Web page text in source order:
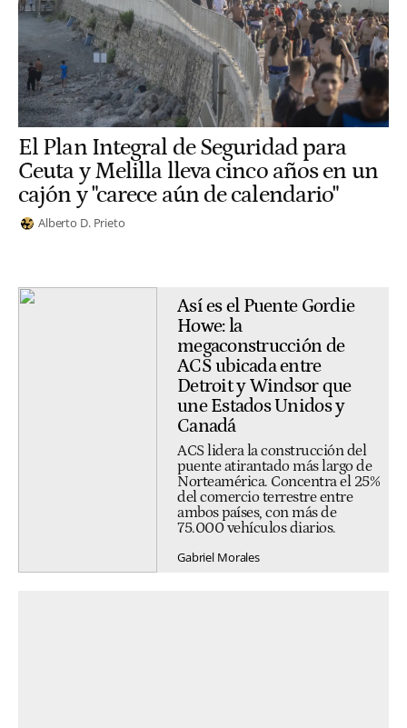
El Plan Integral de Seguridad para
Ceuta y Melilla lleva cinco años en un
cajón y "carece aún de calendario"
Alberto D. Prieto
Así es el Puente Gordie
Howe: la
megaconstrucción de
ACS ubicada entre
Detroit y Windsor que
une Estados Unidos y
Canadá
ACS lidera la construcción del
puente atirantado más largo de
Norteamérica. Concentra el 25%
del comercio terrestre entre
ambos países, con más de
75.000 vehículos diarios.
Gabriel Morales